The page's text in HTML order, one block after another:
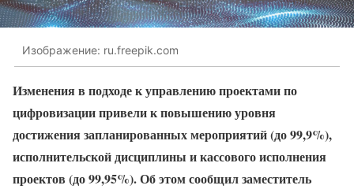
Изображение: ru.freepik.com
Изменения в подходе к управлению проектами по
цифровизации привели к повышению уровня
достижения запланированных мероприятий (до 99,9%),
исполнительской дисциплины и кассового исполнения
проектов (до 99,95%). Об этом сообщил заместитель